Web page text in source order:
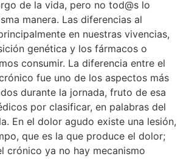
de la vida, pero no tod@s lo
manera. Las diferencias al
en nuestras vivencias,
genética y los fármacos o
consumir. La diferencia entre el
fue uno de los aspectos más
durante la jornada, fruto de esa
por clasificar, en palabras del
En el dolor agudo existe una lesión,
que es la que produce el dolor;
crónico ya no hay mecanismo